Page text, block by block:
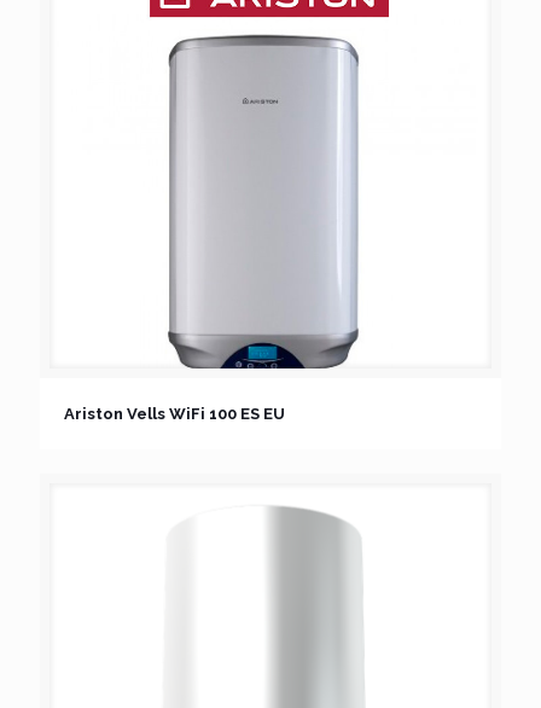
Ariston Vells WiFi 100 ES EU